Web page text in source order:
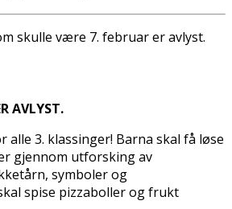
skulle være 7. februar er avlyst.
AVLYST.
3. klassinger! Barna skal få løse
gjennom utforsking av
symboler og
spise pizzaboller og frukt